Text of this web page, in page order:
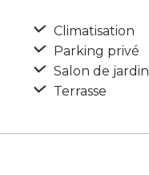
Climatisation
Parking privé
Salon de jardin
Terrasse